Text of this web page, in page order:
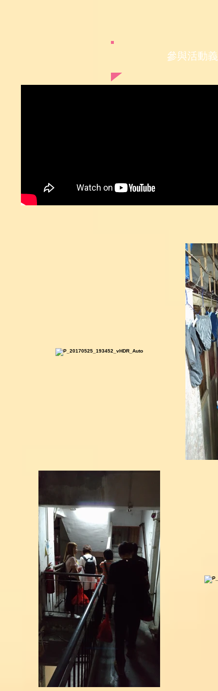
參與活動